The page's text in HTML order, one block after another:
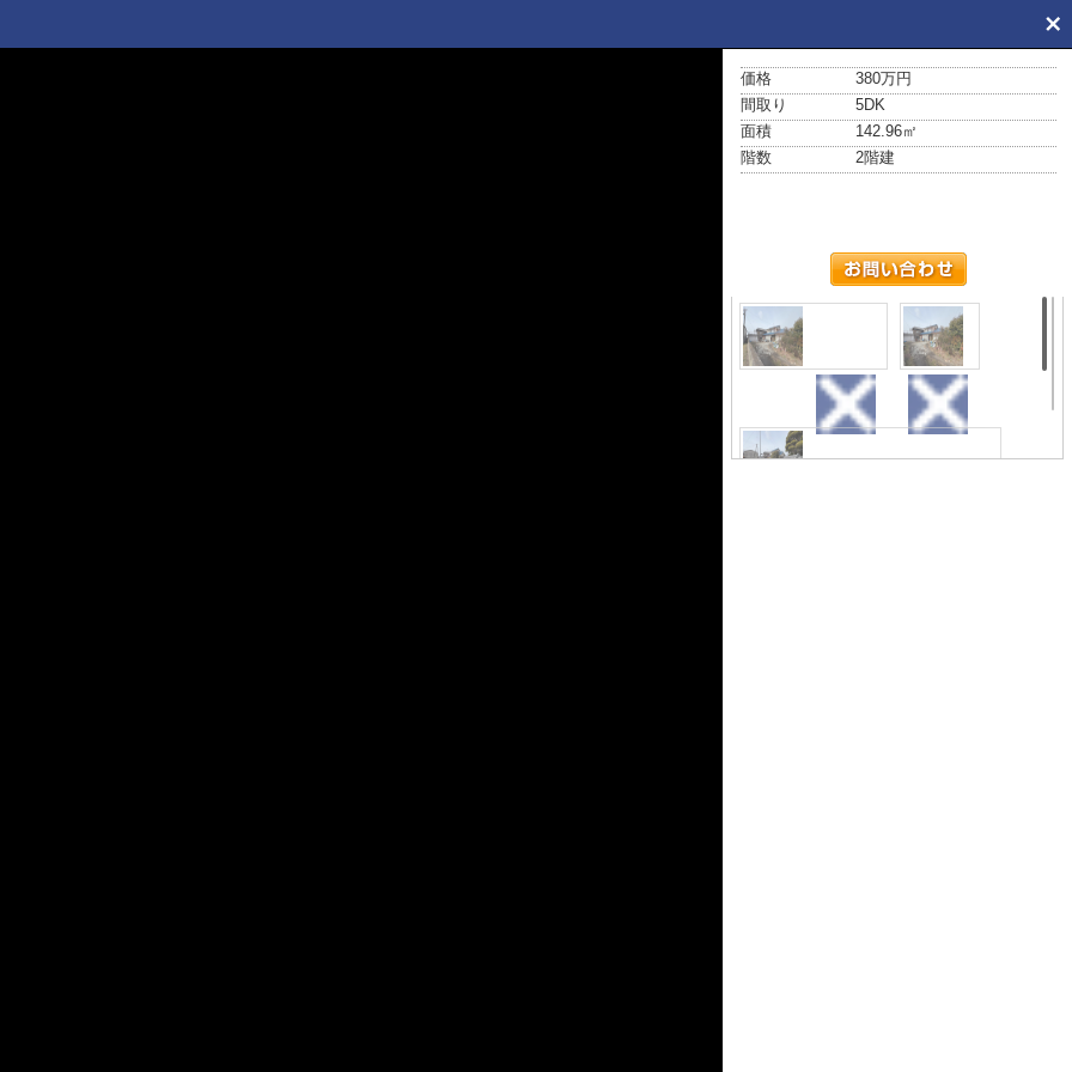
価格
380万円
間取り
5DK
面積
142.96㎡
階数
2階建
外観パース 外観